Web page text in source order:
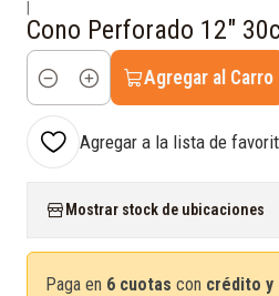
Cono Perforado 12"
Cantidad
Agregar al Carro
Agregar a la lista de
Mostrar stock de ubicaciones
Paga en 6 cuotas con crédito y